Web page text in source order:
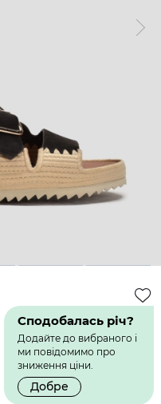
4 5
Сподобалась річ?
Додайте до вибраного і
ми повідомимо про
зниження ціни.
Добре